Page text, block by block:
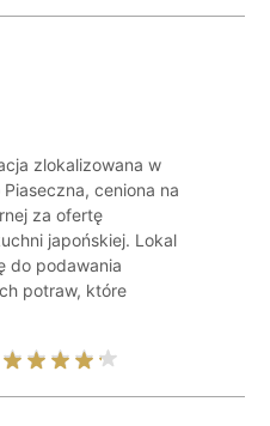
zlokalizowana w
ceniona na
za ofertę
japońskiej. Lokal
do podawania
potraw, które